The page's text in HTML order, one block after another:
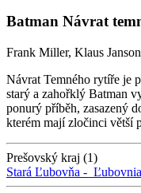
Batman Návrat
Frank Miller, Klaus
Návrat Temného rytíře je
starý a zahořklý Batman
ponurý příběh, zasazený
kterém mají zločinci větší
Prešovský kraj (1)
Stará Ľubovňa -